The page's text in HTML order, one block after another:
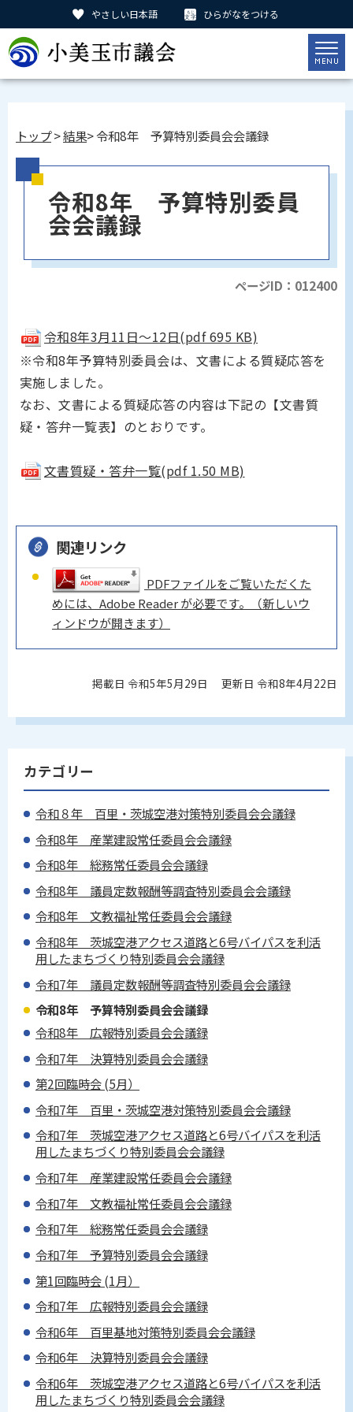
やさしい日本語 ひらがなをつける
トップ>結果> 令和8年 予算特別委員会会議録
令和8年 予算特別委員
会会議録
ページID：012400
令和8年3月11日～12日(pdf 695 KB)
※令和8年予算特別委員会は、文書による質疑応答を
実施しました。
なお、文書による質疑応答の内容は下記の【文書質
疑・答弁一覧表】のとおりです。
文書質疑・答弁一覧(pdf 1.50 MB)
関連リンク
PDFファイルをご覧いただくた
めには、Adobe Reader が必要です。（新しいウ
ィンドウが開きます）
掲載日 令和5年5月29日 更新日 令和8年4月22日
カテゴリー
令和８年 百里・茨城空港対策特別委員会会議録
令和8年 産業建設常任委員会会議録
令和8年 総務常任委員会会議録
令和8年 議員定数報酬等調査特別委員会会議録
令和8年 文教福祉常任委員会会議録
令和8年 茨城空港アクセス道路と6号バイパスを利活
用したまちづくり特別委員会会議録
令和7年 議員定数報酬等調査特別委員会会議録
令和8年 予算特別委員会会議録
令和8年 広報特別委員会会議録
令和7年 決算特別委員会会議録
第2回臨時会 (5月）
令和7年 百里・茨城空港対策特別委員会会議録
令和7年 茨城空港アクセス道路と6号バイパスを利活
用したまちづくり特別委員会会議録
令和7年 産業建設常任委員会会議録
令和7年 文教福祉常任委員会会議録
令和7年 総務常任委員会会議録
令和7年 予算特別委員会会議録
第1回臨時会 (1月）
令和7年 広報特別委員会会議録
令和6年 百里基地対策特別委員会会議録
令和6年 決算特別委員会会議録
令和6年 茨城空港アクセス道路と6号バイパスを利活
用したまちづくり特別委員会会議録